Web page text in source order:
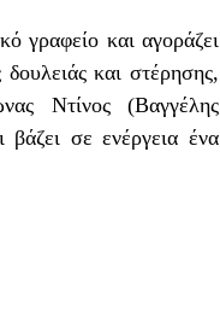
γραφείο και αγοράζει
και στέρησης,
Ντίνος (Βαγγέλης
σε ενέργεια ένα